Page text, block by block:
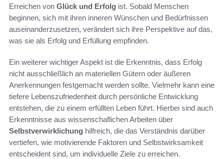
Erreichen von Glück und Erfolg ist. Sobald Menschen
beginnen, sich mit ihren inneren Wünschen und Bedürfnissen
auseinanderzusetzen, verändert sich ihre Perspektive auf das,
was sie als Erfolg und Erfüllung empfinden.
Ein weiterer wichtiger Aspekt ist die Erkenntnis, dass Erfolg
nicht ausschließlich an materiellen Gütern oder äußeren
Anerkennungen festgemacht werden sollte. Vielmehr kann eine
tiefere Lebenszufriedenheit durch persönliche Entwicklung
entstehen, die zu einem erfüllten Leben führt. Hierbei sind auch
Erkenntnisse aus wissenschaflichen Arbeiten über
Selbstverwirklichung hilfreich, die das Verständnis darüber
vertiefen, wie motivierende Faktoren und Selbstwirksamkeit
entscheident sind, um individuelle Ziele zu erreichen.